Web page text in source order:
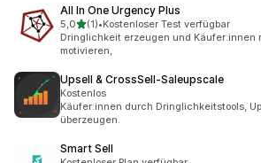
All In One Urgency Plus
5,0von 5 Sternen
(1)
1 Rezensionen insgesamt
•Kostenloser Test verfügbar
Dringlichkeit erzeugen und Käufer:innen
motivieren,
Upsell & CrossSell‑Saleupscale
Kostenlos
Käufer:innen durch Dringlichkeitstools,
überzeugen.
Smart Sell